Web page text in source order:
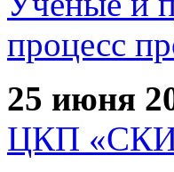
процесс
25 июня
ЦКП